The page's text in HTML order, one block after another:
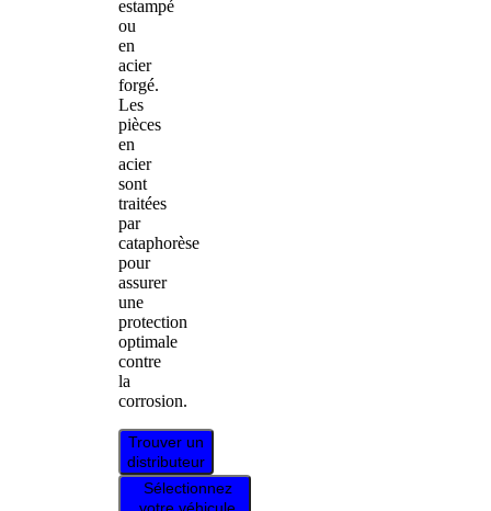
estampé
ou
en
acier
forgé.
Les
pièces
en
acier
sont
traitées
par
cataphorèse
pour
assurer
une
protection
optimale
contre
la
corrosion.
Trouver un
distributeur
Sélectionnez